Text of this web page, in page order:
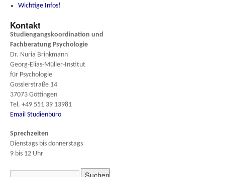
Wichtige Infos!
Kontakt
Studiengangskoordination und
Fachberatung Psychologie
Dr. Nuria Brinkmann
Georg-Elias-Müller-Institut
für Psychologie
Gosslerstraße 14
37073 Göttingen
Tel. +49 551 39 13981
Email Studienbüro
Sprechzeiten
Dienstags bis donnerstags
9 bis 12 Uhr